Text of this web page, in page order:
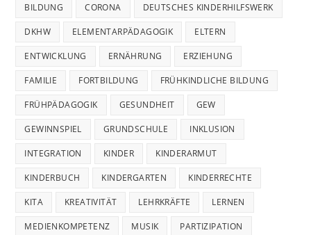
BILDUNG CORONA DEUTSCHES KINDERHILFSWERK
DKHW ELEMENTARPÄDAGOGIK ELTERN
ENTWICKLUNG ERNÄHRUNG ERZIEHUNG
FAMILIE FORTBILDUNG FRÜHKINDLICHE BILDUNG
FRÜHPÄDAGOGIK GESUNDHEIT GEW
GEWINNSPIEL GRUNDSCHULE INKLUSION
INTEGRATION KINDER KINDERARMUT
KINDERBUCH KINDERGARTEN KINDERRECHTE
KITA KREATIVITÄT LEHRKRÄFTE LERNEN
MEDIENKOMPETENZ MUSIK PARTIZIPATION